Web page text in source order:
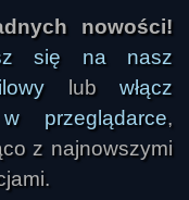
nowości!
się na nasz
lubwłącz
przeglądarce,
z najnowszymi